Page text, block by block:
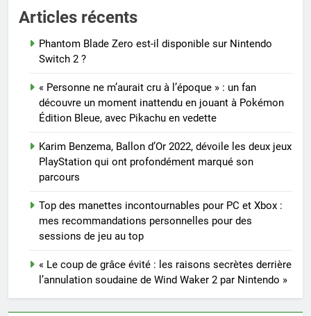
Articles récents
Phantom Blade Zero est-il disponible sur Nintendo
Switch 2 ?
« Personne ne m’aurait cru à l’époque » : un fan
découvre un moment inattendu en jouant à Pokémon
Édition Bleue, avec Pikachu en vedette
Karim Benzema, Ballon d’Or 2022, dévoile les deux jeux
PlayStation qui ont profondément marqué son
parcours
Top des manettes incontournables pour PC et Xbox :
mes recommandations personnelles pour des
sessions de jeu au top
« Le coup de grâce évité : les raisons secrètes derrière
l’annulation soudaine de Wind Waker 2 par Nintendo »